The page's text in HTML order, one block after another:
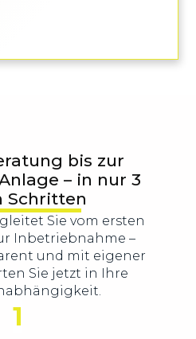
bis zur
– in nur 3
Schritten
Sie vom ersten
Inbetriebnahme –
und mit eigener
Sie jetzt in Ihre
1